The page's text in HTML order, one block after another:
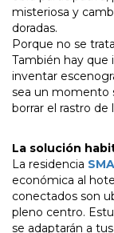
misteriosa y
doradas.
Porque no se
También hay que
inventar
sea un momento
borrar el rastro
La solución
La residencia
económica al
conectados son
pleno centro.
se adaptarán a